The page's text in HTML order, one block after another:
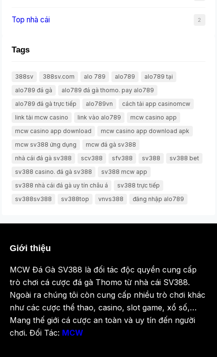
Top nhà cái 2
Tags
388sv 388sv.com alo 789 alo789
alo789 tại
alo789 đá gà
alo789 đá gà thomo. pay alo789
alo789 đá gà trực tiếp
alo789vn
cách tải app casinomcw
link tải mcw casino
link vào alo789
mcw casino app
mcw casino app download
mcw casino app download apk
mcw sv388 ứng dụng
mcw đá gà sv388
nhà cái đá gà sv388
scv388 sfv388 sv388
sv388 bet
sv388 casino. đá gà sv388
sv388 mcw app
sv388 nhà cái đá gà uy tín châu á
sv388 trực tiếp
sv388sv388
sv388top vnvs388 đăng nhập alo789
Giới thiệu
MCW Đá Gà SV388 là đối tác độc quyền cung cấp
trò chơi cá cược đá gà Thomo từ nhà cái SV388.
Ngoài ra chúng tôi còn cung cấp nhiều trò chơi khác
như các cược thể thao, casino, slot game, xổ số,…
Mang thế giới cá cược an toàn và uy tín đến người
chơi. Đối Tác: MCW